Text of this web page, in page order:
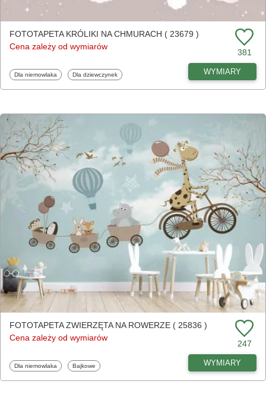
FOTOTAPETA KRÓLIKI NA CHMURACH ( 23679 )
Cena zależy od wymiarów
381
Fototapety
Dla niemowlaka Fototapety
Dla dziewczynek WYMIARY
FOTOTAPETA ZWIERZĘTA NA ROWERZE ( 25836 )
Cena zależy od wymiarów
247
Fototapety
Dla niemowlaka Fototapety
Bajkowe WYMIARY